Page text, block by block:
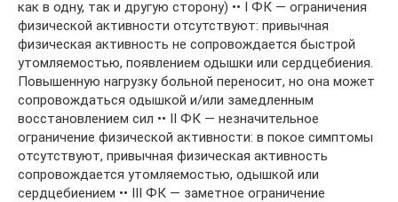
как в одну, так и другую сторону) •• I ФК — ограничения
физической активности отсутствуют: привычная
физическая активность не сопровождается быстрой
утомляемостью, появлением одышки или сердцебиения.
Повышенную нагрузку больной переносит, но она может
сопровождаться одышкой и/или замедленным
восстановлением сил •• II ФК — незначительное
ограничение физической активности: в покое симптомы
отсутствуют, привычная физическая активность
сопровождается утомляемостью, одышкой или
сердцебиением •• III ФК — заметное ограничение